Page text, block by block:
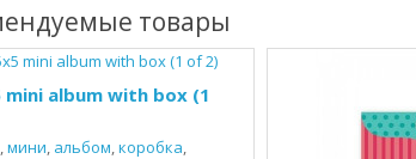
товары
mini album with box (1
,мини, альбом,коробка,